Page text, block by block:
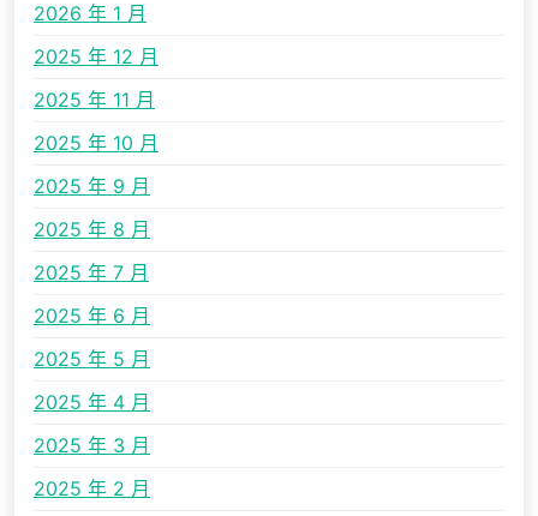
2026 年 1 月
2025 年 12 月
2025 年 11 月
2025 年 10 月
2025 年 9 月
2025 年 8 月
2025 年 7 月
2025 年 6 月
2025 年 5 月
2025 年 4 月
2025 年 3 月
2025 年 2 月